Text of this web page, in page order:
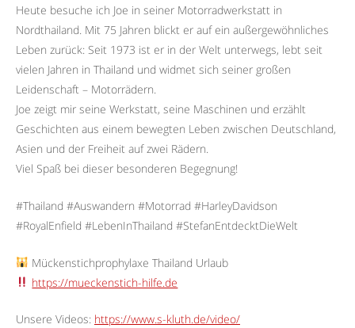
Heute besuche ich Joe in seiner Motorradwerkstatt in
Nordthailand. Mit 75 Jahren blickt er auf ein außergewöhnliches
Leben zurück: Seit 1973 ist er in der Welt unterwegs, lebt seit
vielen Jahren in Thailand und widmet sich seiner großen
Leidenschaft – Motorrädern.
Joe zeigt mir seine Werkstatt, seine Maschinen und erzählt
Geschichten aus einem bewegten Leben zwischen Deutschland,
Asien und der Freiheit auf zwei Rädern.
Viel Spaß bei dieser besonderen Begegnung!
#Thailand #Auswandern #Motorrad #HarleyDavidson
#RoyalEnfield #LebenInThailand #StefanEntdecktDieWelt
Mückenstichprophylaxe Thailand Urlaub
https://mueckenstich-hilfe.de
Unsere Videos: https://www.s-kluth.de/video/